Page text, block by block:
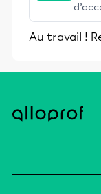
et
Au travail !